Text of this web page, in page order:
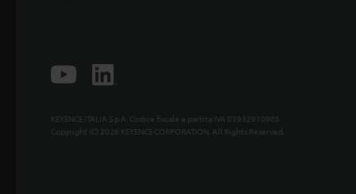
KEYENCE ITALIA S.p.A. Codice fiscale e partita IVA 03932910965
Copyright (C) 2026 KEYENCE CORPORATION. All Rights Reserved.